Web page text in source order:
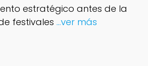
estratégico antes de la
festivales ...ver más